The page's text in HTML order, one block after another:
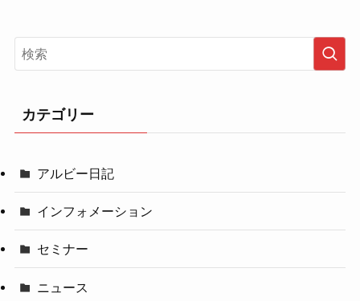
カテゴリー
アルビー日記
インフォメーション
セミナー
ニュース